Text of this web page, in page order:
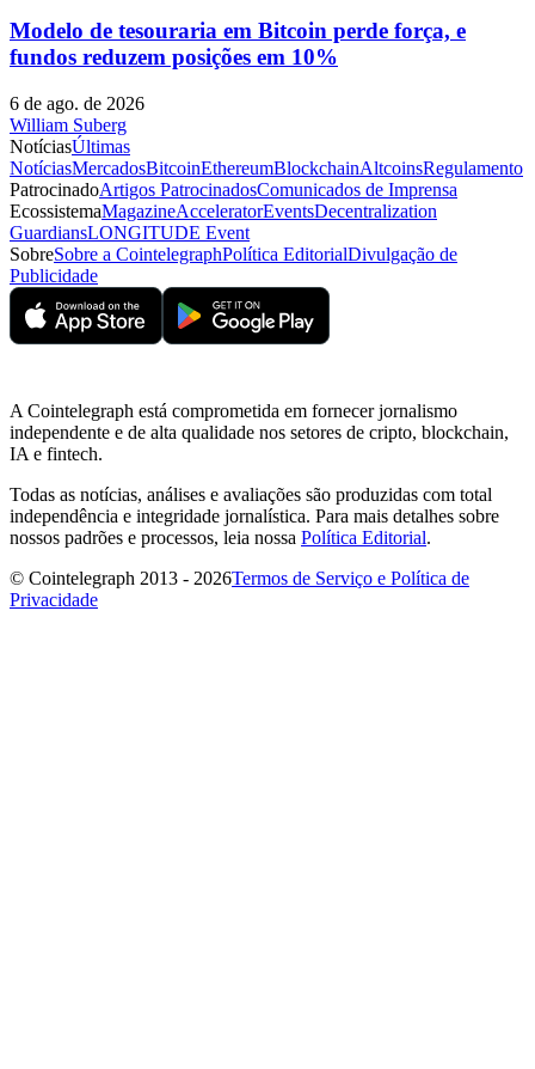
Modelo de tesouraria em Bitcoin perde força, e
fundos reduzem posições em 10%
6 de ago. de 2026
William Suberg
NotíciasÚltimas
NotíciasMercadosBitcoinEthereumBlockchainAltcoinsRegulamento
PatrocinadoArtigos PatrocinadosComunicados de Imprensa
EcossistemaMagazineAcceleratorEventsDecentralization
GuardiansLONGITUDE Event
SobreSobre a CointelegraphPolítica EditorialDivulgação de
Publicidade
A Cointelegraph está comprometida em fornecer jornalismo
independente e de alta qualidade nos setores de cripto, blockchain,
IA e fintech.
Todas as notícias, análises e avaliações são produzidas com total
independência e integridade jornalística. Para mais detalhes sobre
nossos padrões e processos, leia nossa Política Editorial.
© Cointelegraph 2013 - 2026Termos de Serviço e Política de
Privacidade